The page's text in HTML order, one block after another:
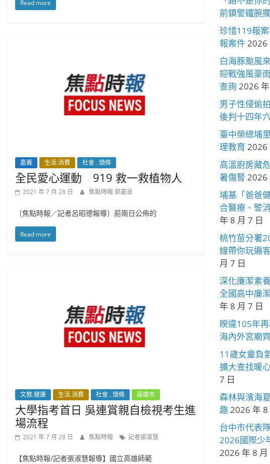
Read more
嘉義 生活.消費 社會 . 頭條
全民愛心運動 919 救一救植物人
2021 年 7 月 28 日 焦點時報 郭嘉良
〔焦點時報／記者呂昭德報導〕前兩日公佈的
Read more
文教.健康 生活.消費 社會 . 頭條 高雄市
大學指考首日 吳連賞親自檢視考生進
場流程
2021 年 7 月 28 日 焦點時報 記者張淑慧
【焦點時報/記者張淑慧報導】國立高雄師範
前鎮警鐵腕
珍惜119報
報案件2026
白海豚颱風
迎戰強風豪
查詢 2026
男子性侵偷
後判十四年
臺中榮總埔
理教育 2026
高溫廚房藏
暑傷腎 2026
埔基「爸爸
合醫療、警
年 8 月 7 日
桃竹苗分署
線帶你玩遍
月 7 日
深化廉潔素
全國高中廉
年 8 月 7 日
睽違105年
海內外宮廟
11歲女童負
擴大查找暖
7 日
森林與濱海
趣2026 年 8
台中市代表
2026國際少
2026 年 8 月